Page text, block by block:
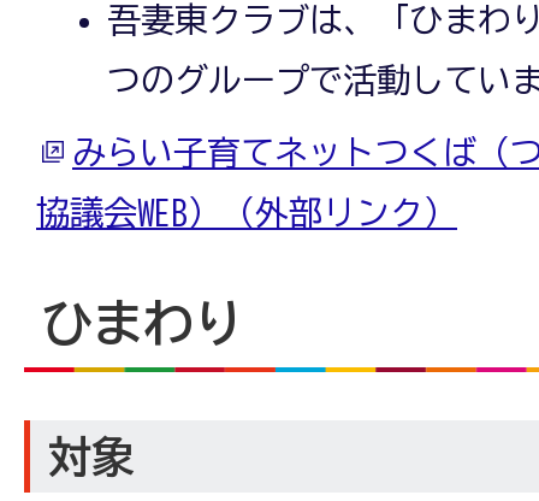
吾妻東クラブは、「ひまわ
つのグループで活動してい
みらい子育てネットつくば（
協議会WEB）（外部リンク）
ひまわり
対象